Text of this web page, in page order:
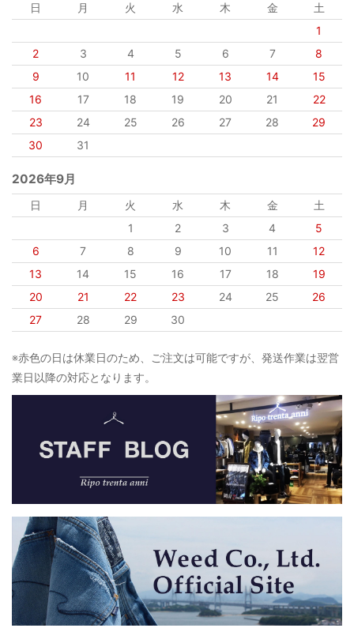
日 月 火 水 木 金
土
1
2
3 4 5 6 7
8
9
10 11 12 13 14
15
16
17 18 19 20 21
22
23
24 25 26 27 28
29
30
31
2026年9月
日 月 火 水 木 金
土
1
2 3 4
5
6
7 8 9 10 11
12
13
14 15 16 17 18
19
20
21 22 23 24 25
26
27
28 29 30
※赤色の日は休業日のため、ご注文は可能ですが、発送作業は翌営
業日以降の対応となります。